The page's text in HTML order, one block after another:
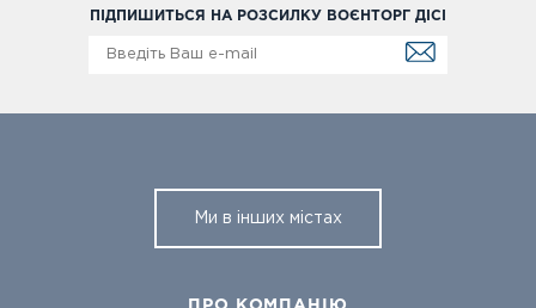
ПІДПИШИТЬСЯ НА РОЗСИЛКУ ВОЄНТОРГ ДІСІ
Ми в інших містах